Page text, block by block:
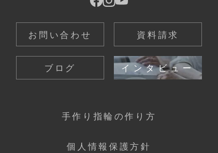
お問い合わせ 資料請求
ブログ インタビュー
手作り指輪の作り方
個人情報保護方針